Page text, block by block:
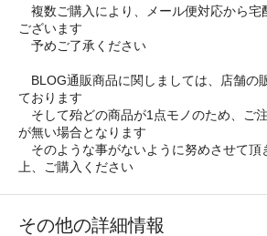
複数ご購入により、メール便対応から宅
ございます
予めご了承ください
BLOG通販商品に関しましては、店舗の
ております
そして殆どの商品が1点モノのため、ご
が無い場合となります
そのような事がないように努めさせて頂
上、ご購入ください
その他の詳細情報